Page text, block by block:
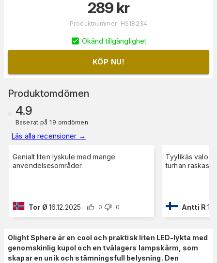
289 kr
Produktnummer: HS18234
Okänd tillgänglighet
KÖP NU!
Produktomdömen
4.9
Baserat på 19 omdömen
Läs alla recensioner →
Genialt liten lyskule med mange
anvendelsesområder.
Tor Ø 16.12.2025 0 0
Tyylikäs valo
turhan raskas
Antti R
Olight Sphere är en cool och praktisk liten LED-lykta med
genomskinlig kupol och en tvålagers lampskärm, som
skapar en unik och stämningsfull belysning. Den